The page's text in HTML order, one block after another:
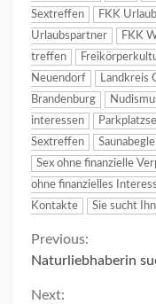
Sextreffen
FKK Urlaub
Urlaubspartner
FKK
treffen
Neuendorf
Landkreis
Brandenburg
interessen
Sextreffen
Sex ohne finanzielle
ohne finanzielles
Kontakte
Sie sucht Ihn
Continue
Reading
Previous:
Naturliebhaberin
Next: